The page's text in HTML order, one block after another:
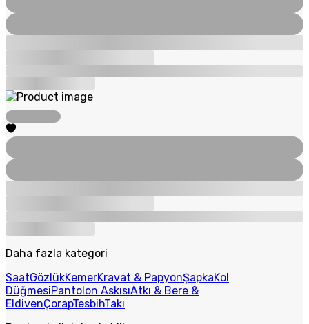
Daha fazla kategori
SaatGözlükKemerKravat & PapyonŞapkaKol
DüğmesiPantolon AskısıAtkı & Bere &
EldivenÇorapTesbihTakı